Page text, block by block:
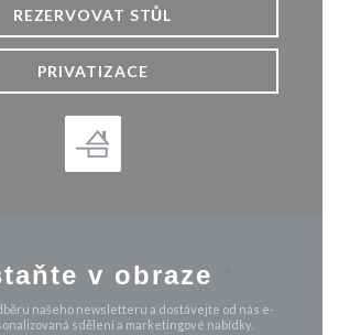
REZERVOVAT STŮL
PRIVATIZACE
v obraze
našeho newsletteru a dostávejte od nás e-
sdělení a marketingové nabídky.